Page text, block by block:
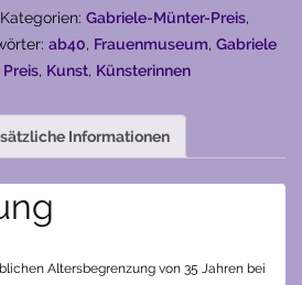
Kategorien: Gabriele-Münter-Preis,
ab40, Frauenmuseum, Gabriele
, Kunst, Künsterinnen
Informationen
Altersbegrenzung von 35 Jahren bei